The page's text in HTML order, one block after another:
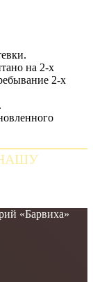
на 2-х
2-х
«Барвиха»